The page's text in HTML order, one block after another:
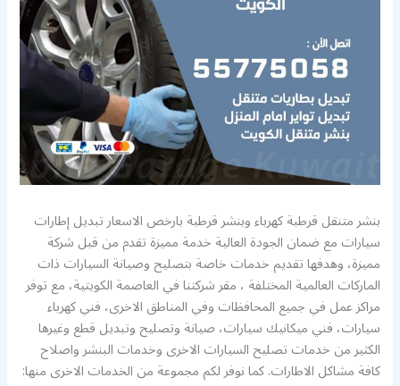
بنشر متنقل قرطبة كهرباء وبنشر قرطبة بارخص الاسعار تبديل إطارات
سيارات مع ضمان الجودة العالية خدمة مميزة تقدم من قبل شركة
مميزة، وهدفها تقديم خدمات خاصة بتصليح وصيانة السيارات ذات
الماركات العالمية المختلفة ، مقر شركتنا في العاصمة الكويتية، مع توفر
مراكز عمل في جميع المحافظات وفي المناطق الاخرى، فني كهرباء
سيارات، فني ميكانيك سيارات، صيانة وتصليح وتبديل قطع وغيرها
الكثير من خدمات تصليح السيارات الاخرى وخدمات البنشر واصلاح
كافة مشاكل الاطارات. كما نوفر لكم مجموعة من الخدمات الاخرى منها: